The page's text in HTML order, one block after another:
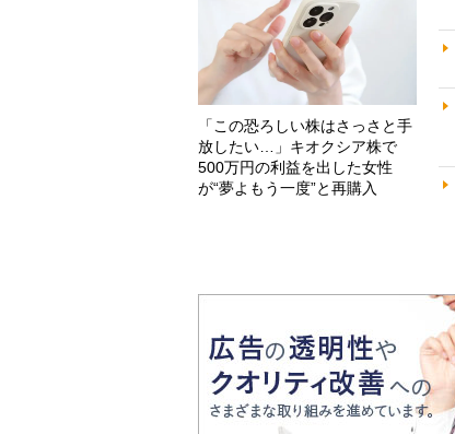
「この恐ろしい株はさっさと手
放したい…」キオクシア株で
500万円の利益を出した女性
が“夢よもう一度”と再購入